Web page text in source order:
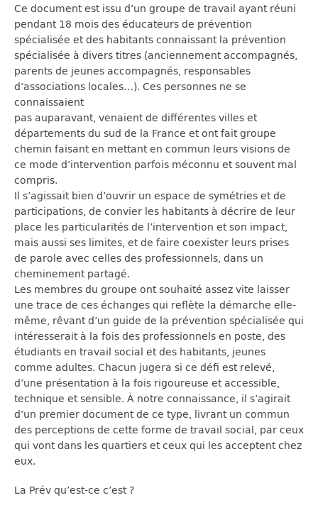
Ce document est issu d’un groupe de travail ayant réuni
pendant 18 mois des éducateurs de prévention
spécialisée et des habitants connaissant la prévention
spécialisée à divers titres (anciennement accompagnés,
parents de jeunes accompagnés, responsables
d’associations locales…). Ces personnes ne se
connaissaient
pas auparavant, venaient de différentes villes et
départements du sud de la France et ont fait groupe
chemin faisant en mettant en commun leurs visions de
ce mode d’intervention parfois méconnu et souvent mal
compris.
Il s’agissait bien d’ouvrir un espace de symétries et de
participations, de convier les habitants à décrire de leur
place les particularités de l’intervention et son impact,
mais aussi ses limites, et de faire coexister leurs prises
de parole avec celles des professionnels, dans un
cheminement partagé.
Les membres du groupe ont souhaité assez vite laisser
une trace de ces échanges qui reflète la démarche elle-
même, rêvant d’un guide de la prévention spécialisée qui
intéresserait à la fois des professionnels en poste, des
étudiants en travail social et des habitants, jeunes
comme adultes. Chacun jugera si ce défi est relevé,
d’une présentation à la fois rigoureuse et accessible,
technique et sensible. À notre connaissance, il s’agirait
d’un premier document de ce type, livrant un commun
des perceptions de cette forme de travail social, par ceux
qui vont dans les quartiers et ceux qui les acceptent chez
eux.
La Prév qu’est-ce c’est ?